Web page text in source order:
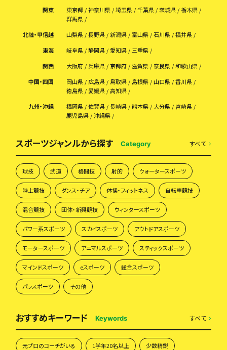
関東
東京都 神奈川県 埼玉県 千葉県 茨城県
栃木県
群馬県
北陸・甲信越
山梨県 長野県 新潟県 富山県 石川県
福井県
東海
岐阜県 静岡県 愛知県
三重県
関西
大阪府 兵庫県 京都府 滋賀県 奈良県
和歌山県
中国・四国
岡山県 広島県 鳥取県 島根県 山口県
香川県
徳島県
愛媛県
高知県
九州・沖縄
福岡県 佐賀県 長崎県 熊本県 大分県
宮崎県
鹿児島県
沖縄県
スポーツジャンルから探す Category すべて
球技 武道 格闘技 射的 ウォータースポーツ
陸上競技 ダンス・チア 体操・フィットネス 自転車競技
混合競技 団体・新興競技 ウィンタースポーツ
パワー系スポーツ スカイスポーツ アウトドアスポーツ
モータースポーツ アニマルスポーツ スティックスポーツ
マインドスポーツ eスポーツ 総合スポーツ
パラスポーツ その他
おすすめキーワード Keywords すべて
元プロのコーチがいる 1学年20名以上 少数精鋭